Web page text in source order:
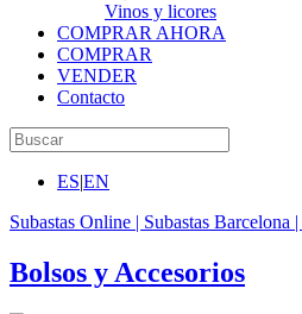
Vinos y licores
COMPRAR AHORA
COMPRAR
VENDER
Contacto
ES|EN
Subastas Online | Subastas Barcelona
Bolsos y Accesorios